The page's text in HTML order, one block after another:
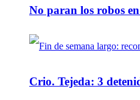
No paran los robos
Crio. Tejeda: 3